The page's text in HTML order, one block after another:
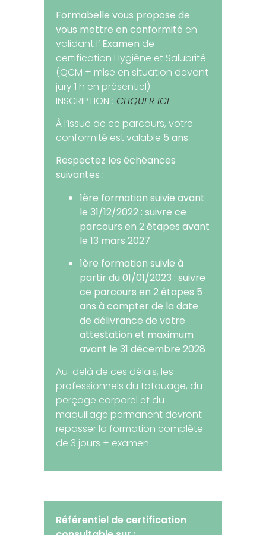
Formabelle vous propose de
vous mettre en conformité en
validant l’ Examen de
certification Hygiène et Salubrité
(QCM + mise en situation devant
jury 1 h en présentiel)
INSCRIPTION : CLIQUER ICI
À l’issue de ce parcours, votre
conformité est valable 5 ans.
Respectez les échéances
suivantes :
1ère formation suivie avant
le 31/12/2022 : suivre ce
parcours en 2 étapes avant
le 13 mars 2027
1ère formation suivie à
partir du 01/01/2023 : suivre
ce parcours en 2 étapes 5
ans à compter de la date
de délivrance de votre
attestation et maximum
avant le 31 décembre 2028
Au-delà de ces délais, les
professionnels du tatouage, du
perçage corporel et du
maquillage permanent devront
repasser la formation complète
de 3 jours + examen.
Référentiel de certification